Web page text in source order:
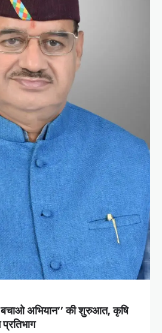
अभियान’’ की शुरुआत, कृषि